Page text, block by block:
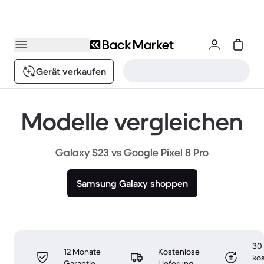
Gerät verkaufen
Modelle vergleichen
Galaxy S23 vs Google Pixel 8 Pro
Samsung Galaxy shoppen
12 Monate
Kostenlose
30